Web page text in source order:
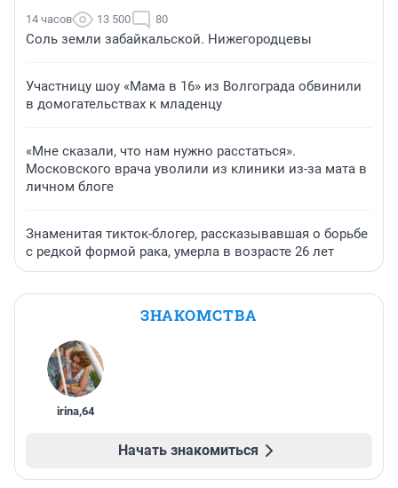
14 часов 13 500 80
Соль земли забайкальской. Нижегородцевы
Участницу шоу «Мама в 16» из Волгограда обвинили
в домогательствах к младенцу
«Мне сказали, что нам нужно расстаться».
Московского врача уволили из клиники из-за мата в
личном блоге
Знаменитая тикток-блогер, рассказывавшая о борьбе
с редкой формой рака, умерла в возрасте 26 лет
ЗНАКОМСТВА
irina,64
Начать знакомиться